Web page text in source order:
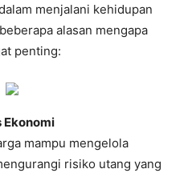
menjalani kehidupan
alasan mengapa
penting:
Ekonomi
mampu mengelola
risiko utang yang